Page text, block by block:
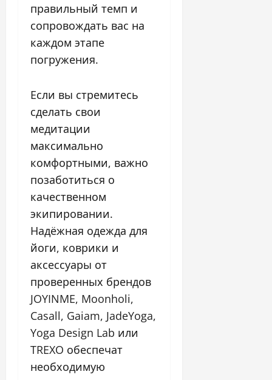
правильный темп и
сопровождать вас на
каждом этапе
погружения.
Если вы стремитесь
сделать свои
медитации
максимально
комфортными, важно
позаботиться о
качественном
экипировании.
Надёжная одежда для
йоги, коврики и
аксессуары от
проверенных брендов
JOYINME, Moonholi,
Casall, Gaiam, JadeYoga,
Yoga Design Lab или
TREXO обеспечат
необходимую